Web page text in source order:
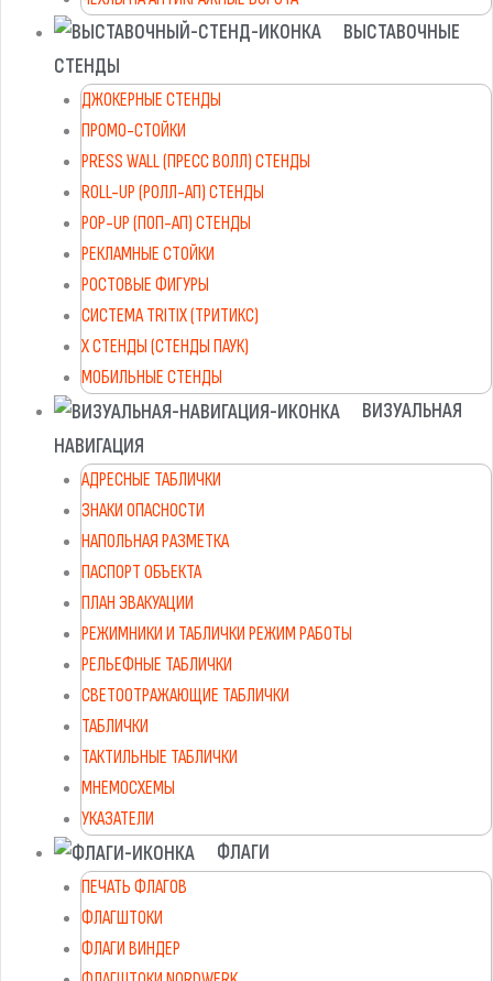
ВЫСТАВОЧНЫЕ
СТЕНДЫ
ДЖОКЕРНЫЕ СТЕНДЫ
ПРОМО-СТОЙКИ
PRESS WALL (ПРЕСС ВОЛЛ) СТЕНДЫ
ROLL-UP (РОЛЛ-АП) СТЕНДЫ
POP-UP (ПОП-АП) СТЕНДЫ
РЕКЛАМНЫЕ СТОЙКИ
РОСТОВЫЕ ФИГУРЫ
СИСТЕМА TRITIX (ТРИТИКС)
X СТЕНДЫ (СТЕНДЫ ПАУК)
МОБИЛЬНЫЕ СТЕНДЫ
ВИЗУАЛЬНАЯ
НАВИГАЦИЯ
АДРЕСНЫЕ ТАБЛИЧКИ
ЗНАКИ ОПАСНОСТИ
НАПОЛЬНАЯ РАЗМЕТКА
ПАСПОРТ ОБЪЕКТА
ПЛАН ЭВАКУАЦИИ
РЕЖИМНИКИ И ТАБЛИЧКИ РЕЖИМ РАБОТЫ
РЕЛЬЕФНЫЕ ТАБЛИЧКИ
СВЕТООТРАЖАЮЩИЕ ТАБЛИЧКИ
ТАБЛИЧКИ
ТАКТИЛЬНЫЕ ТАБЛИЧКИ
МНЕМОСХЕМЫ
УКАЗАТЕЛИ
ФЛАГИ
ПЕЧАТЬ ФЛАГОВ
ФЛАГШТОКИ
ФЛАГИ ВИНДЕР